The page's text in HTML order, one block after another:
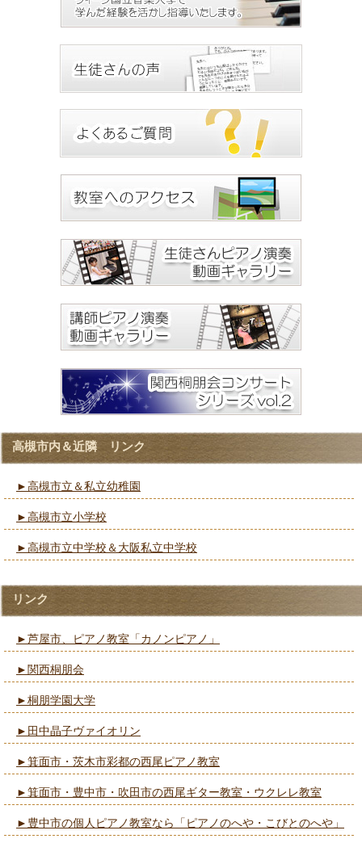
高槻市内＆近隣 リンク
►高槻市立＆私立幼稚園
►高槻市立小学校
►高槻市立中学校＆大阪私立中学校
リンク
►芦屋市、ピアノ教室「カノンピアノ」
►関西桐朋会
►桐朋学園大学
►田中晶子ヴァイオリン
►箕面市・茨木市彩都の西尾ピアノ教室
►箕面市・豊中市・吹田市の西尾ギター教室・ウクレレ教室
►豊中市の個人ピアノ教室なら「ピアノのへや・こびとのへや」